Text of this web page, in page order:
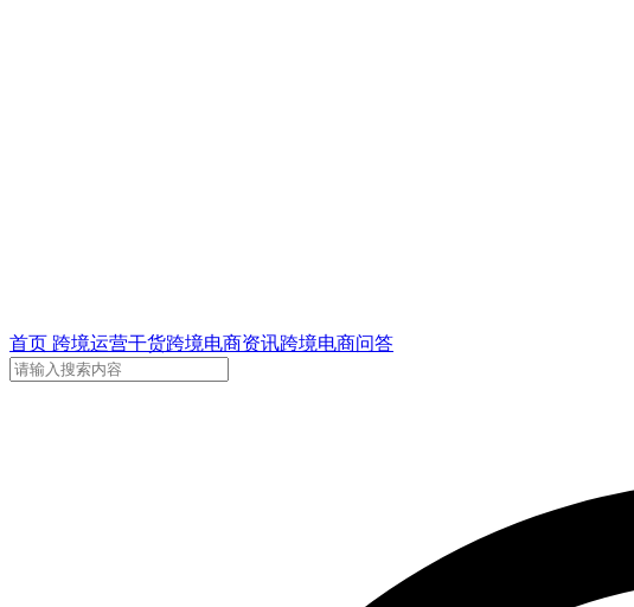
首页 跨境运营干货跨境电商资讯跨境电商问答